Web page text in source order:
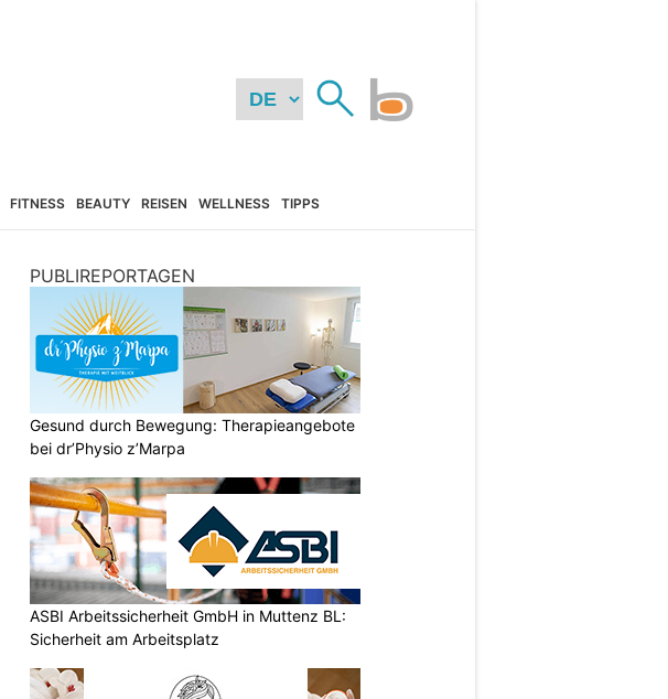
FITNESS BEAUTY REISEN WELLNESS TIPPS
PUBLIREPORTAGEN
Gesund durch Bewegung: Therapieangebote
bei dr’Physio z’Marpa
ASBI Arbeitssicherheit GmbH in Muttenz BL:
Sicherheit am Arbeitsplatz